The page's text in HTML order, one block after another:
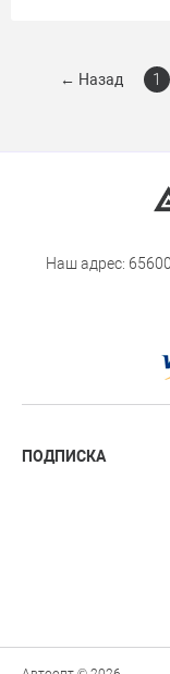
← Назад 1
Наш адрес:
ПОДПИСКА